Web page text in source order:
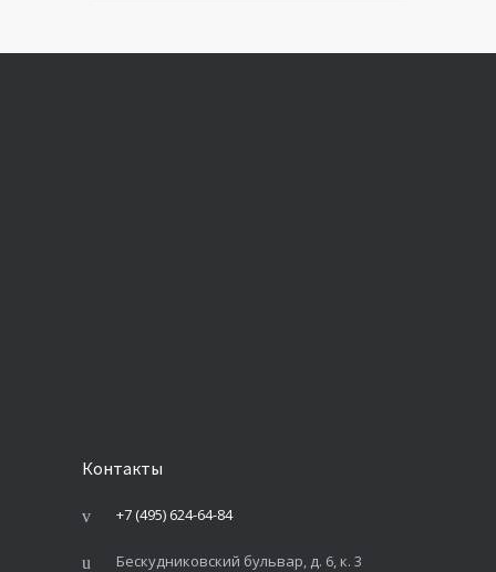
Контакты
+7 (495) 624-64-84
Бескудниковский бульвар, д. 6, к. 3